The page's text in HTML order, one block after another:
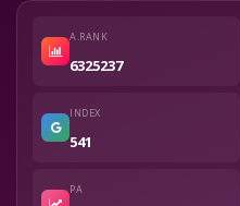
A.RANK
6325237
INDEX
541
PA